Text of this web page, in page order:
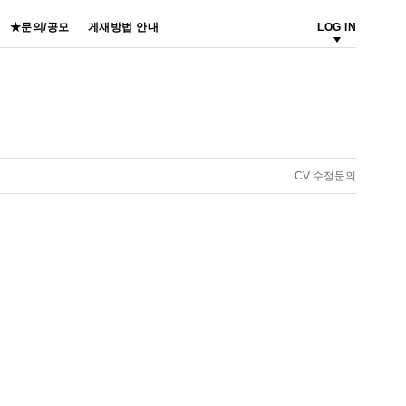
★문의/공모 게재방법 안내 LOG IN
CV 수정문의